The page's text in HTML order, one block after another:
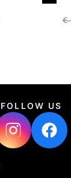
€
FOLLOW US